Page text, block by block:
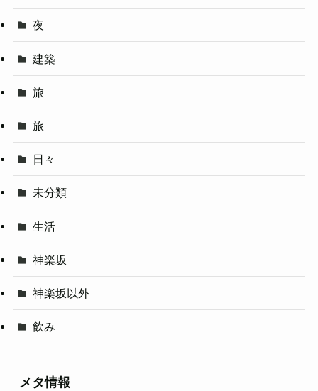
夜
建築
旅
旅
日々
未分類
生活
神楽坂
神楽坂以外
飲み
メタ情報